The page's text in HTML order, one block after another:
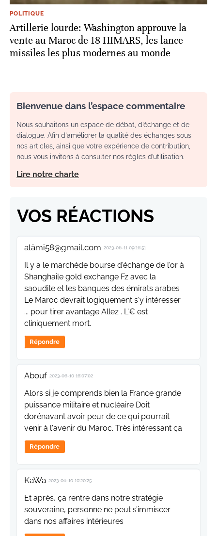
POLITIQUE
Artillerie lourde: Washington approuve la
vente au Maroc de 18 HIMARS, les lance-
missiles les plus modernes au monde
Bienvenue dans l’espace commentaire
Nous souhaitons un espace de débat, d’échange et de
dialogue. Afin d'améliorer la qualité des échanges sous
nos articles, ainsi que votre expérience de contribution,
nous vous invitons à consulter nos règles d’utilisation.
Lire notre charte
VOS RÉACTIONS
alàmi58@gmail.com 2023-06-11 09:16:51
Il y a le marchéde bourse d'échange de l'or à
Shanghaile gold exchange Fz avec la
saoudite et les banques des émirats arabes
Le Maroc devrait logiquement s'y intéresser
... pour tirer avantage Allez . L'€ est
cliniquement mort.
Répondre
Abouf 2023-06-10 16:07:02
Alors si je comprends bien la France grande
puissance militaire et nucléaire Doit
dorénavant avoir peur de ce qui pourrait
venir à l'avenir du Maroc. Très intéressant ça
Répondre
KaWa 2023-06-10 10:20:25
Et après, ça rentre dans notre stratégie
souveraine, personne ne peut s’immiscer
dans nos affaires intérieures